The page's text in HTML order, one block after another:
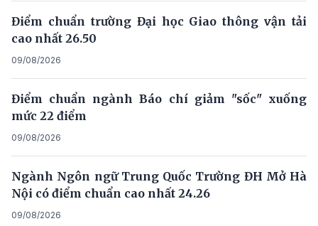
Điểm chuẩn trường Đại học Giao thông vận tải
cao nhất 26.50
09/08/2026
Điểm chuẩn ngành Báo chí giảm "sốc" xuống
mức 22 điểm
09/08/2026
Ngành Ngôn ngữ Trung Quốc Trường ĐH Mở Hà
Nội có điểm chuẩn cao nhất 24.26
09/08/2026